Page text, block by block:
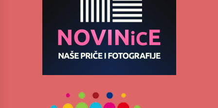
„Караван безбедности саобраћаја
3 months ago
SPORTSKA INFORMACIJA
Povratak u kancelarije časopisa Runway u filmu
,,Đavo nosi Pradu 2“